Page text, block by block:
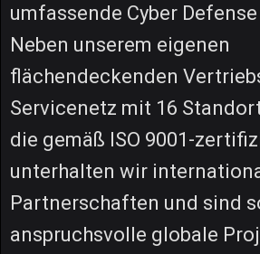
umfassende Cyber
Neben unserem eigenen
flächendeckenden
Servicenetz mit 16
die gemäß ISO 9001-
unterhalten wir
Partnerschaften und sind
anspruchsvolle globale